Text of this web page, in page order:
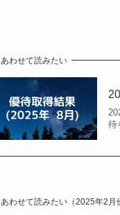
あわせて読みたい
待
あわせて読みたい（2025年2月